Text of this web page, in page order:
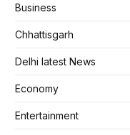
Business
Chhattisgarh
Delhi latest News
Economy
Entertainment